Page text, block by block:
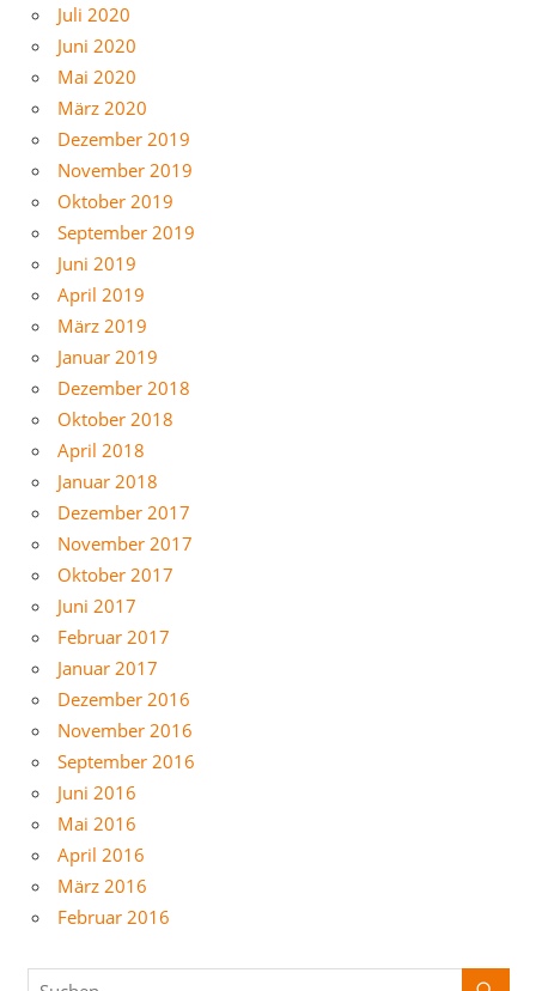
Juli 2020
Juni 2020
Mai 2020
März 2020
Dezember 2019
November 2019
Oktober 2019
September 2019
Juni 2019
April 2019
März 2019
Januar 2019
Dezember 2018
Oktober 2018
April 2018
Januar 2018
Dezember 2017
November 2017
Oktober 2017
Juni 2017
Februar 2017
Januar 2017
Dezember 2016
November 2016
September 2016
Juni 2016
Mai 2016
April 2016
März 2016
Februar 2016